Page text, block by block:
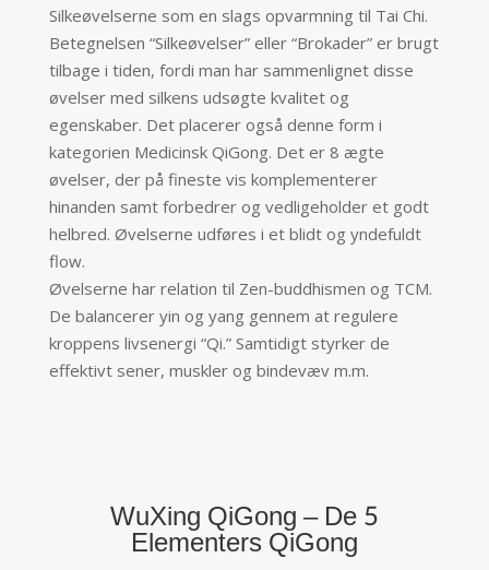
Silkeøvelserne som en slags opvarmning til Tai Chi.
Betegnelsen “Silkeøvelser” eller “Brokader” er brugt
tilbage i tiden, fordi man har sammenlignet disse
øvelser med silkens udsøgte kvalitet og
egenskaber. Det placerer også denne form i
kategorien Medicinsk QiGong. Det er 8 ægte
øvelser, der på fineste vis komplementerer
hinanden samt forbedrer og vedligeholder et godt
helbred. Øvelserne udføres i et blidt og yndefuldt
flow.
Øvelserne har relation til Zen-buddhismen og TCM.
De balancerer yin og yang gennem at regulere
kroppens livsenergi “Qi.” Samtidigt styrker de
effektivt sener, muskler og bindevæv m.m.
WuXing QiGong – De 5
Elementers QiGong